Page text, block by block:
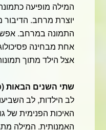
המילה מופיעה
יוצרת מרחב. הדיבור
התמונה במרחב.
אחת מבחינה
אצל הילד מתוך
שתי השנים הבאות
לב הילדות, לב
האיכות הפנימית של
האמנותית. המילה